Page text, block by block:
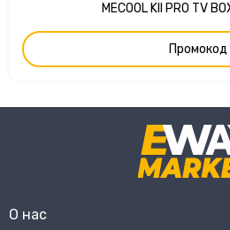
MECOOL KII PRO TV
Промокод
О нас